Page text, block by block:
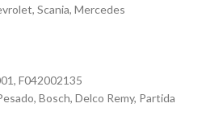
Scania, Mercedes
F042002135
Bosch, Delco Remy, Partida